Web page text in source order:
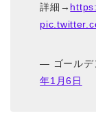
詳細→
— ゴールデ
年1月6日